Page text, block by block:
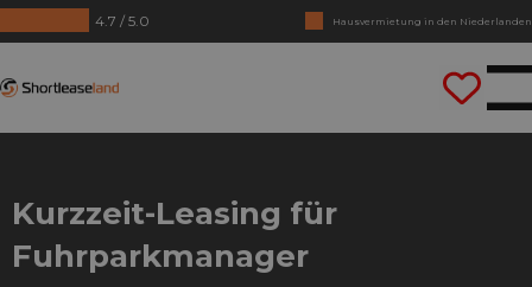
4.7 / 5.0
Hausvermietung in den Niederlanden
Keine Jahrezahlen benötigt
Lass uns gleich losfahren
Kurzzeit-Leasing für
Fuhrparkmanager